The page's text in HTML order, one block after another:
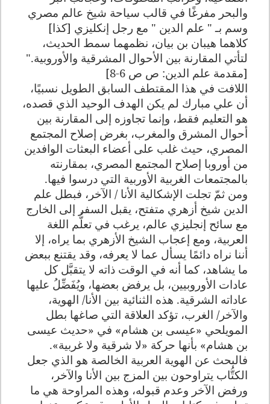
والبحر مفرغًا في قالب سياحة شيخ عالم مصري
وسم بـ " علم الدين " مع رجل إنكليزي [كذا]
كلاهما هيبان بن بيان، نظمهما سمط الحديث،
لتأتي المقارنة بين الأحوال المشرقية والأوروبية."
[مقدمة علم الدين: ص ص 6-8]
اللافت في هذا المقتطف السابق الطويل نسبيًا،
أن علي مبارك لم يكن الهدف الوحيد الذي قصده،
هو التعليم فقط، وإنما تجاوزه إلى المقارنة بين
أحوال المشرق والمغرب، بغرض إصلاح المجتمع
المصري، حيث غلب على أعضاء البعثات الوافدين
من أوروبا إصلاح المجتمع المصري، بمقارنته
بالمجتمعات الغربية الأوربية التي درسوا فيها.
ومن ثمّ تجلت الإشكالية الأنا / الآخر، فبطل علم
الدين شيخ أزهري متفتح، يقبل السفر إلى الخارج
مع سائح إنجليزي عالم، يرغب في تعلُّم اللغة
العربية، ومع إعجاب الشيخ الأزهري بما يراه، إلا
أننا نراه دائمًا يسأل عما لا يعرفه، وقد يقتنع ببعض
ما يشاهد، كما أنه في الوقت ذاته لا يتقبَّل كل
عادات الأوروبيين، بل يرفض بعضها، ويُفَضِّلُ عليها
عاداته الشرقية. هذه الثنائية بين الأنا/ الهوية،
والآخر/ الغرب، تؤكد العلاقة التي صاغها بطل
المويلحي «عيسى بن هشام» في «حديث عيسى
بن هشام» بأنها حركة «لا شرقية ولا غربية».
فالبحث عن الهوية العربية الخالصة هو الذي جعل
الكتُّاب يتراوحون بين المزج بين الأنا والآخر،
ورفض الآخر وعدم قبوله، وهذه المراوحة هي ما